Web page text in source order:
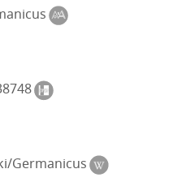
Germanicus